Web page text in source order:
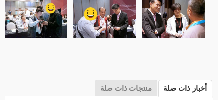
أخبار ذات صلة منتجات ذات صلة